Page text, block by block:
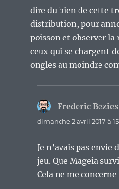
dire du bien de cette
distribution, pour
poisson et observer la
ceux qui se chargent
ongles au moindre
Frederic Bezies
dimanche 2 avril 2017 à
Je n’avais pas envie
jeu. Que Mageia
Cela ne me concerne